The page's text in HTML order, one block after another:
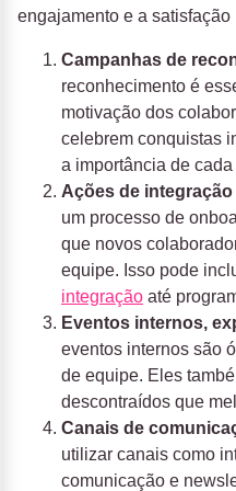
engajamento e a
Campanhas de
reconhecimento é
motivação dos
celebrem conquistas
a importância de
Ações de
um processo de
que novos
equipe. Isso pode
integração até
Eventos internos,
eventos internos são
de equipe. Eles
descontraídos que
Canais de
utilizar canais como
comunicação e